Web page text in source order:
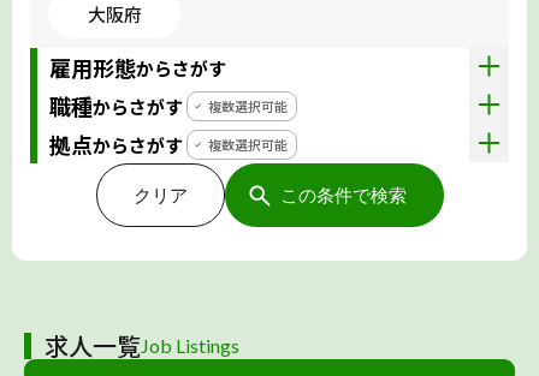
大阪府
雇用形態からさがす
職種からさがす 複数選択可能
拠点からさがす 複数選択可能
クリア この条件で検索
求人一覧Job Listings